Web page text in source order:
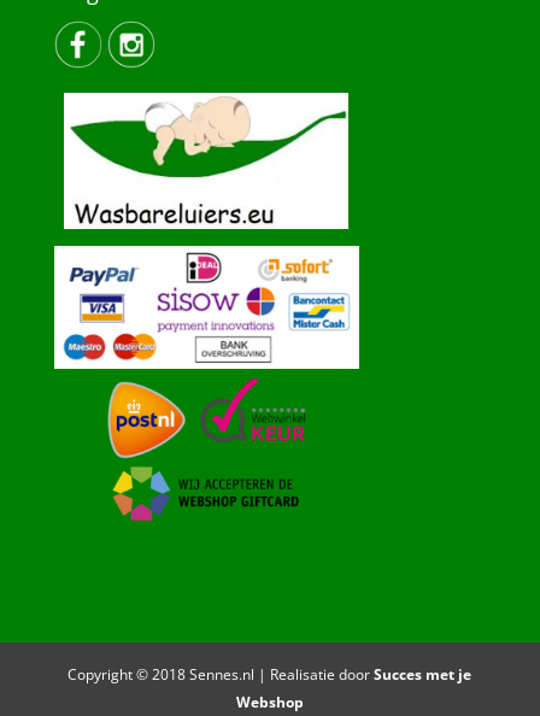
Copyright © 2018 Sennes.nl | Realisatie doorSucces met je
Webshop